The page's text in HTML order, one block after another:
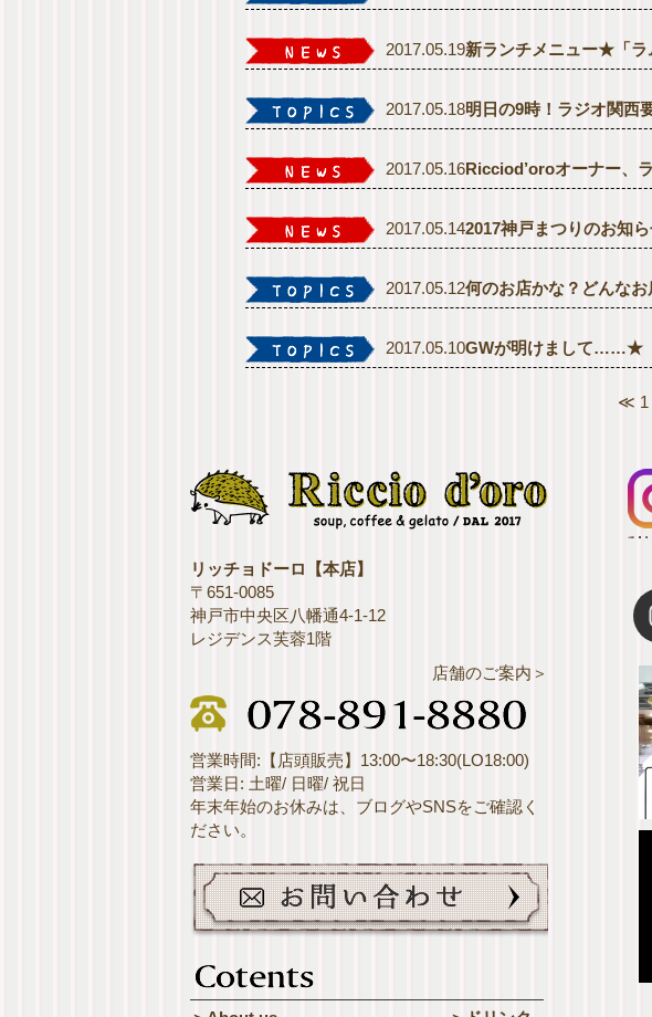
2017.05.19新ランチメニュー★「ラ
2017.05.18明日の9時！ラジオ関西
2017.05.16Ricciod’oroオーナー、
2017.05.142017神戸まつりのお知
2017.05.12何のお店かな？どんなお
2017.05.10GWが明けまして……★
≪ 1
リッチョドーロ【本店】
〒651-0085
神戸市中央区八幡通4-1-12
レジデンス芙蓉1階
店舗のご案内＞
営業時間:【店頭販売】13:00〜18:30(LO18:00)
営業日: 土曜/ 日曜/ 祝日
年末年始のお休みは、ブログやSNSをご確認く
ださい。